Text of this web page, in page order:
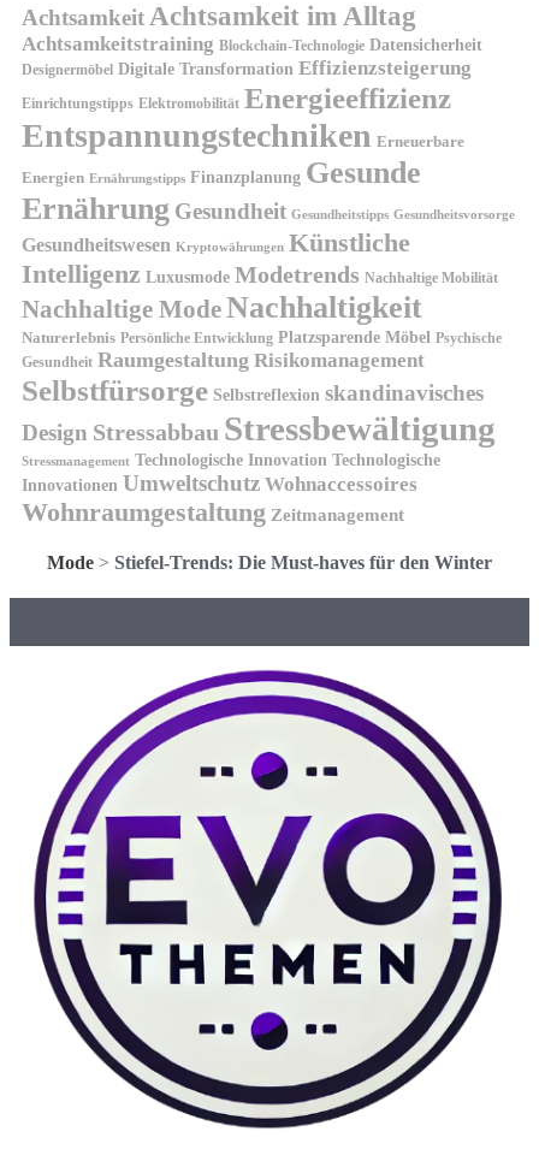
AchtsamkeitAchtsamkeit im Alltag
Achtsamkeitstraining Blockchain-Technologie Datensicherheit
Designermöbel Digitale Transformation Effizienzsteigerung
Einrichtungstipps Elektromobilität Energieeffizienz
Entspannungstechniken Erneuerbare
Energien Ernährungstipps Finanzplanung Gesunde
Ernährung Gesundheit Gesundheitstipps Gesundheitsvorsorge
Gesundheitswesen Kryptowährungen Künstliche
Intelligenz Luxusmode Modetrends Nachhaltige Mobilität
Nachhaltige ModeNachhaltigkeit
Naturerlebnis Persönliche Entwicklung Platzsparende Möbel Psychische
Gesundheit Raumgestaltung Risikomanagement
Selbstfürsorge Selbstreflexion skandinavisches
Design Stressabbau Stressbewältigung
Stressmanagement Technologische Innovation Technologische
Innovationen Umweltschutz Wohnaccessoires
Wohnraumgestaltung Zeitmanagement
Mode > Stiefel-Trends: Die Must-haves für den Winter